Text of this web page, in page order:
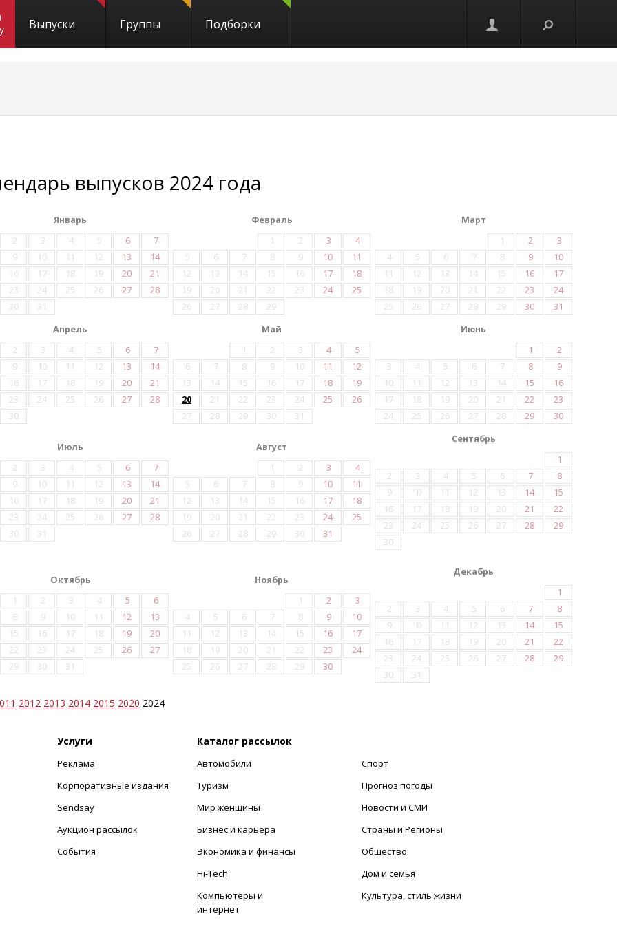
Выпуски Группы Подборки
выпусков 2024 года
Январь
2 3 4 5 6
7
9 10 11 12 13
14
16 17 18 19 20
21
23 24 25 26 27
28
30 31
Февраль
1
2 3
4
5
6 7 8 9 10
11
12
13 14 15 16 17
18
19
20 21 22 23 24
25
26
27 28 29
Март
1
2
3
4
5 6 7 8 9
10
11
12 13 14 15 16
17
18
19 20 21 22 23
24
25
26 27 28 29 30
31
Апрель
2 3 4 5 6
7
9 10 11 12 13
14
16 17 18 19 20
21
23 24 25 26 27
28
30
Май
1
2 3 4
5
6
7 8 9 10 11
12
13
14 15 16 17 18
19
20
21 22 23 24 25
26
27
28 29 30 31
Июнь
1
2
3
4 5 6 7 8
9
10
11 12 13 14 15
16
17
18 19 20 21 22
23
24
25 26 27 28 29 30
Июль
2 3 4 5 6
7
9 10 11 12 13
14
16 17 18 19 20
21
23 24 25 26 27
28
30 31
Август
1
2 3
4
5
6 7 8 9 10
11
12
13 14 15 16 17
18
19
20 21 22 23 24
25
26
27 28 29 30 31
Сентябрь
1
2
3 4 5 6 7
8
9
10 11 12 13 14
15
16
17 18 19 20 21
22
23
24 25 26 27 28
29
30
Октябрь
1
2 3 4 5
6
8 9 10 11 12
13
15 16 17 18 19
20
22 23 24 25 26
27
29 30 31
Ноябрь
1
2
3
4
5 6 7 8 9
10
11
12 13 14 15 16
17
18
19 20 21 22 23
24
25
26 27 28 29 30
Декабрь
1
2
3 4 5 6 7
8
9
10 11 12 13 14
15
16
17 18 19 20 21
22
23
24 25 26 27 28
29
30
31
2012 2013 2014 2015 2020 2024
Услуги
Реклама
Корпоративные издания
Sendsay
Аукцион рассылок
События
Каталог рассылок
Автомобили
Туризм
Мир женщины
Бизнес и карьера
Экономика и финансы
Hi-Tech
Компьютеры и
интернет
Спорт
Прогноз погоды
Новости и СМИ
Страны и Регионы
Общество
Дом и семья
Культура, стиль жизни